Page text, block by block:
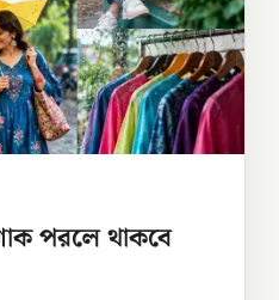
পরলে থাকবে